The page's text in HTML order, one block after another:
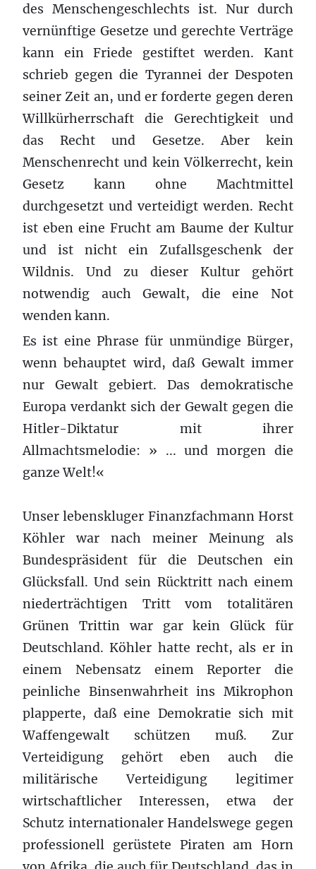
des Menschengeschlechts ist. Nur durch
vernünftige Gesetze und gerechte Verträge
kann ein Friede gestiftet werden. Kant
schrieb gegen die Tyrannei der Despoten
seiner Zeit an, und er forderte gegen deren
Willkürherrschaft die Gerechtigkeit und
das Recht und Gesetze. Aber kein
Menschenrecht und kein Völkerrecht, kein
Gesetz kann ohne Machtmittel
durchgesetzt und verteidigt werden. Recht
ist eben eine Frucht am Baume der Kultur
und ist nicht ein Zufallsgeschenk der
Wildnis. Und zu dieser Kultur gehört
notwendig auch Gewalt, die eine Not
wenden kann.
Es ist eine Phrase für unmündige Bürger,
wenn behauptet wird, daß Gewalt immer
nur Gewalt gebiert. Das demokratische
Europa verdankt sich der Gewalt gegen die
Hitler-Diktatur mit ihrer
Allmachtsmelodie: » ... und morgen die
ganze Welt!«
Unser lebenskluger Finanzfachmann Horst
Köhler war nach meiner Meinung als
Bundespräsident für die Deutschen ein
Glücksfall. Und sein Rücktritt nach einem
niederträchtigen Tritt vom totalitären
Grünen Trittin war gar kein Glück für
Deutschland. Köhler hatte recht, als er in
einem Nebensatz einem Reporter die
peinliche Binsenwahrheit ins Mikrophon
plapperte, daß eine Demokratie sich mit
Waffengewalt schützen muß. Zur
Verteidigung gehört eben auch die
militärische Verteidigung legitimer
wirtschaftlicher Interessen, etwa der
Schutz internationaler Handelswege gegen
professionell gerüstete Piraten am Horn